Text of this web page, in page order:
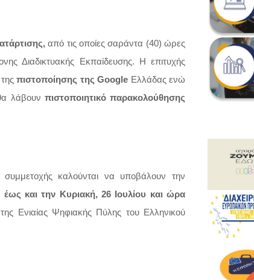
από τις οποίες σαράντα (40) ώρες
Διαδικτυακής Εκπαίδευσης. Η επιτυχής
τηςπιστοποίησης της Google Ελλάδας ενώ
λάβουν πιστοποιητικό παρακολούθησης
συμμετοχής καλούνται να υποβάλουν την
και την Κυριακή, 26 Ιουλίου και ώρα
Ενιαίας Ψηφιακής Πύλης του Ελληνικού